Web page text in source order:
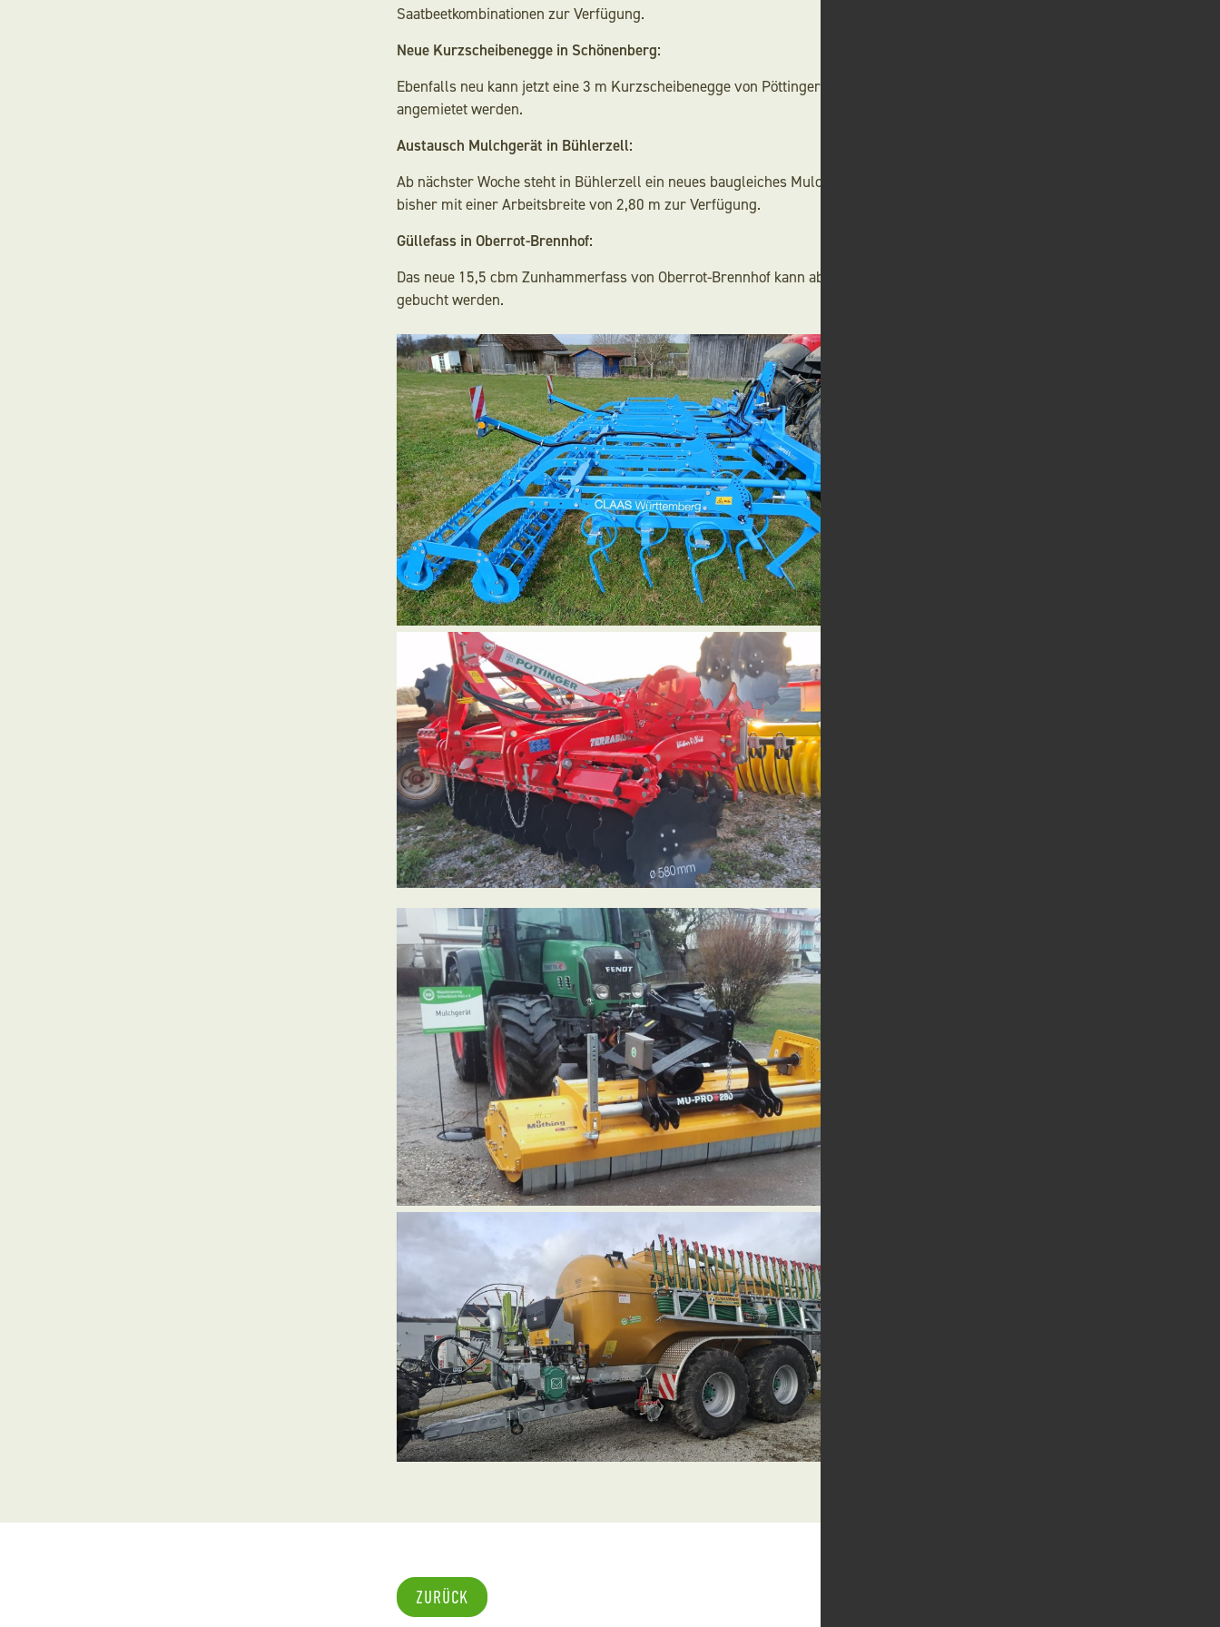
Saatbeetkombinationen zur Verfügung.
Neue Kurzscheibenegge in Schönenberg:
Ebenfalls neu kann jetzt eine 3 m Kurzscheibenegge von Pöttinger auf der Station in Schönenberg
angemietet werden.
Austausch Mulchgerät in Bühlerzell:
Ab nächster Woche steht in Bühlerzell ein neues baugleiches Mulchgerät der Firma Müthing wie
bisher mit einer Arbeitsbreite von 2,80 m zur Verfügung.
Güllefass in Oberrot-Brennhof:
Das neue 15,5 cbm Zunhammerfass von Oberrot-Brennhof kann ab sofort auch frei über die App
gebucht werden.
ZURÜCK
Suche